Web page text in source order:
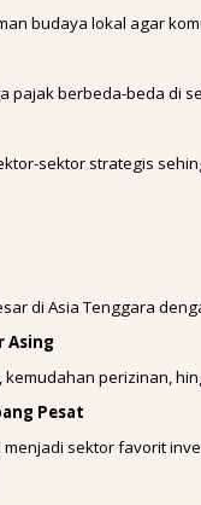
budaya lokal agar
pajak berbeda-beda di
sektor strategis
di Asia Tenggara
Asing
perizinan,
Pesat
sektor favorit